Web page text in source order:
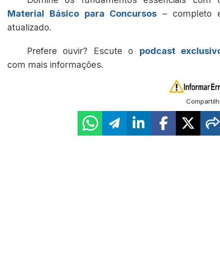
Material Básico para Concursos – completo
atualizado.
Prefere ouvir? Escute o podcast
com mais informações.